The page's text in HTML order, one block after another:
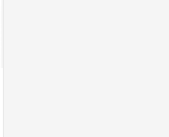
る事業
るまちづくり事業、ポイ捨て禁止